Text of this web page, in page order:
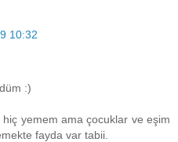
10:32
:)
hiç yemem ama çocuklar ve eşim
fayda var tabii.